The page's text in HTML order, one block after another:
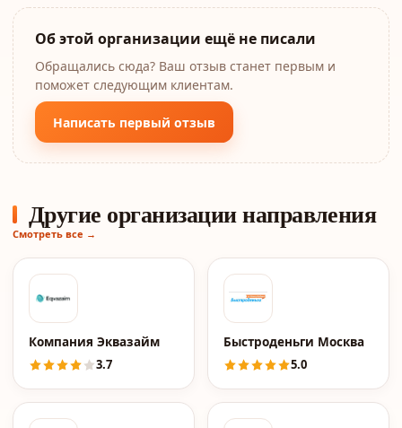
Об этой организации ещё не писали
Обращались сюда? Ваш отзыв станет первым и
поможет следующим клиентам.
Написать первый отзыв
Другие организации направления
Смотреть все →
Компания Эквазайм
3.7
Быстроденьги Москва
5.0